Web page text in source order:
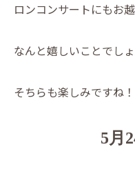
ロンコンサートにもお
なんと嬉しいことでし
そちらも楽しみですね！
5月